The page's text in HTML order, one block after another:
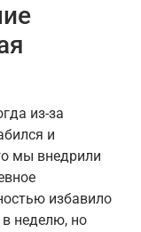
из-за
и
мы внедрили
избавило
неделю, но